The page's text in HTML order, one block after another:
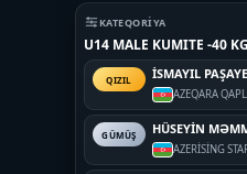
KATEQORIYA
U14 MALE KUMITE -40 KG
QIZIL İSMAYIL
AZEQARA
GÜMÜŞ HÜSEYİN
AZERİSİNG